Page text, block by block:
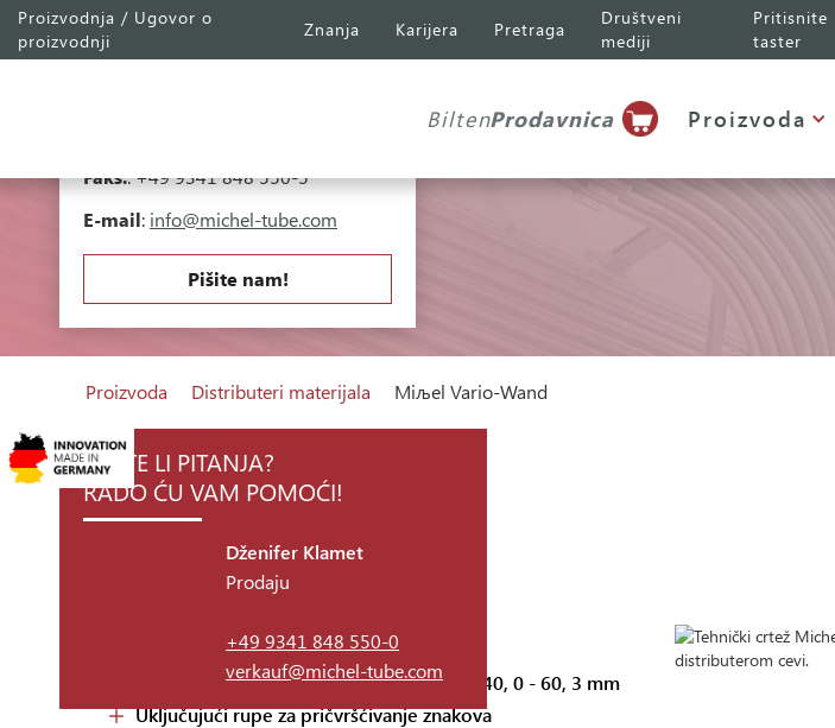
Michel Tube
Engineering GmbH
Faks.: +49 9341 848 550-5
E-mail: info@michel-tube.com
Pišite nam!
Proizvodnja / Ugovor o
proizvodnji
Znanja Karijera Pretraga
Društveni
mediji
Pritisnite
taster
BiltenProdavnica Proizvoda
Proizvoda Distributeri materijala Miљel Vario-Wand
IMATE LI PITANJA?
RADO ĆU VAM POMOĆI!
Dženifer Klamet
Prodaju
+49 9341 848 550-0
verkauf@michel-tube.com
MIЉEL VARIO-WAND
Čvrsti lim od nerđajućeg čelika prečnika 40, 0 - 60, 3 mm
Uključujući rupe za pričvršćivanje znakova